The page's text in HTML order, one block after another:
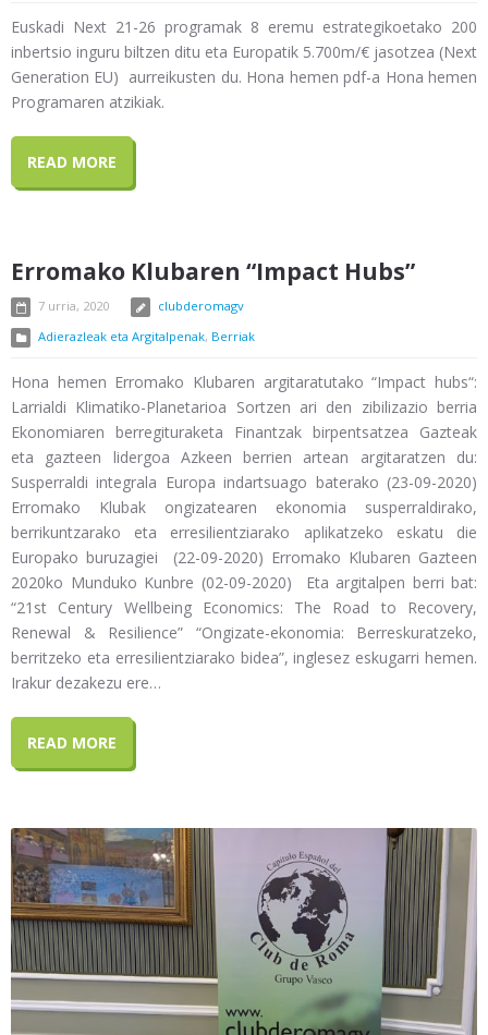
Euskadi Next 21-26 programak 8 eremu estrategikoetako 200
inbertsio inguru biltzen ditu eta Europatik 5.700m/€ jasotzea (Next
Generation EU) aurreikusten du. Hona hemen pdf-a Hona hemen
Programaren atzikiak.
READ MORE
Erromako Klubaren “Impact Hubs”
7 urria, 2020
clubderomagv
Adierazleak eta Argitalpenak, Berriak
Hona hemen Erromako Klubaren argitaratutako “Impact hubs“:
Larrialdi Klimatiko-Planetarioa Sortzen ari den zibilizazio berria
Ekonomiaren berregituraketa Finantzak birpentsatzea Gazteak
eta gazteen lidergoa Azkeen berrien artean argitaratzen du:
Susperraldi integrala Europa indartsuago baterako (23-09-2020)
Erromako Klubak ongizatearen ekonomia susperraldirako,
berrikuntzarako eta erresilientziarako aplikatzeko eskatu die
Europako buruzagiei (22-09-2020) Erromako Klubaren Gazteen
2020ko Munduko Kunbre (02-09-2020) Eta argitalpen berri bat:
“21st Century Wellbeing Economics: The Road to Recovery,
Renewal & Resilience” “Ongizate-ekonomia: Berreskuratzeko,
berritzeko eta erresilientziarako bidea”, inglesez eskugarri hemen.
Irakur dezakezu ere…
READ MORE